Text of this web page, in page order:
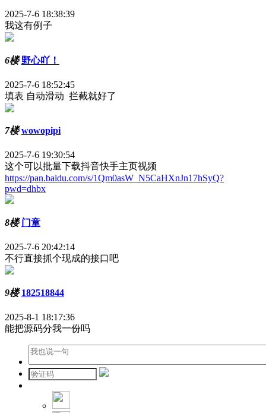
2025-7-6 18:38:39
我这有例子
6楼 野心吖！
2025-7-6 18:52:45
填表 自动滑动 拦截就好了
7楼 wowopipi
2025-7-6 19:30:54
这个可以批量下载抖音快手主页视频
https://pan.baidu.com/s/1Qm0asW_N5CaHXnJn17hSyQ?
pwd=dhbx
8楼 门童
2025-7-6 20:42:14
不行直接抓个现成的接口吧
9楼 182518844
2025-8-1 18:17:36
能把源码分我一份吗